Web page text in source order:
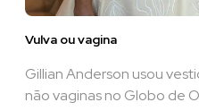
Vulva ou vagina
Gillian Anderson usou
não vaginas no Globo de